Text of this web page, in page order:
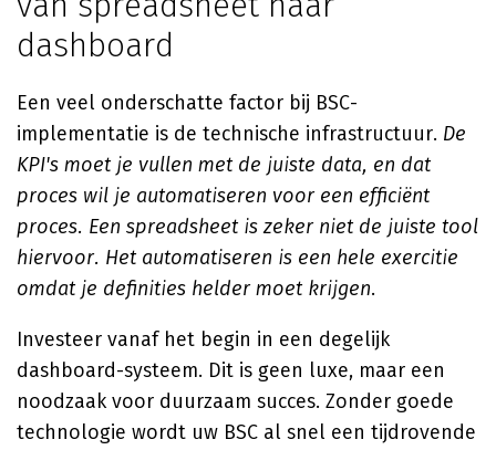
dashboard
Een veel onderschatte factor bij BSC-
implementatie is de technische infrastructuur. De
KPI's moet je vullen met de juiste data, en dat
proces wil je automatiseren voor een efficiënt
proces. Een spreadsheet is zeker niet de juiste tool
hiervoor. Het automatiseren is een hele exercitie
omdat je definities helder moet krijgen.
Investeer vanaf het begin in een degelijk
dashboard-systeem. Dit is geen luxe, maar een
noodzaak voor duurzaam succes. Zonder goede
technologie wordt uw BSC al snel een tijdrovende